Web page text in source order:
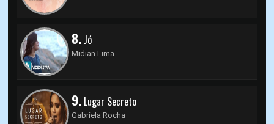
8. Jó
Midian Lima
9. Lugar Secreto
Gabriela Rocha